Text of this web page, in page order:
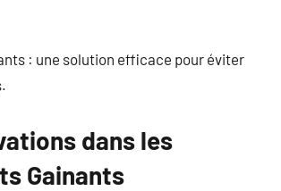
: une solution efficace pour éviter
dans les
Gainants